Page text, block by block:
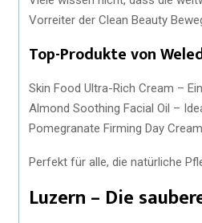
Vorreiter der Clean Beauty
Top-Produkte von
Skin Food Ultra-Rich Cream –
Almond Soothing Facial Oil –
Pomegranate Firming Day
Perfekt für alle, die natürliche
Luzern – Die